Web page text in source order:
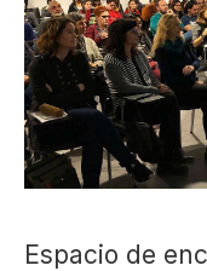
Espacio de